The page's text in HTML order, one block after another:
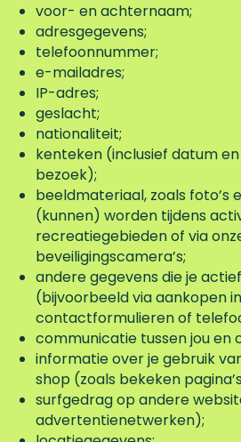
voor- en achternaam;
adresgegevens;
telefoonnummer;
e-mailadres;
IP-adres;
geslacht;
nationaliteit;
kenteken (inclusief datum
bezoek);
beeldmateriaal, zoals foto’s
(kunnen) worden tijdens
recreatiegebieden of via
beveiligingscamera’s;
andere gegevens die je
(bijvoorbeeld via aankopen
contactformulieren of
communicatie tussen jou en
informatie over je gebruik
shop (zoals bekeken
surfgedrag op andere
advertentienetwerken);